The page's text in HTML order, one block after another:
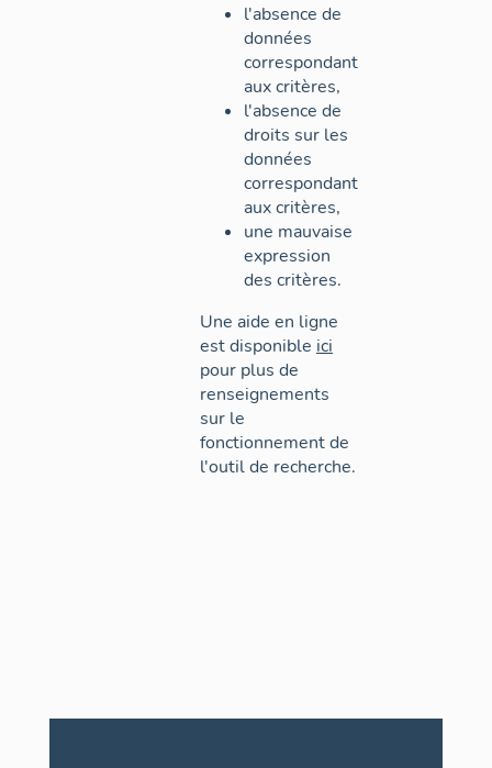
l'absence de
données
correspondant
aux critères,
l'absence de
droits sur les
données
correspondant
aux critères,
une mauvaise
expression
des critères.
Une aide en ligne
est disponible ici
pour plus de
renseignements
sur le
fonctionnement de
l'outil de recherche.